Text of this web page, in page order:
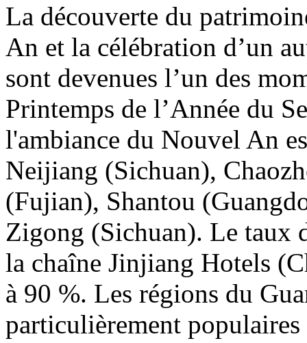
La découverte du
An et la célébration d’un
sont devenues l’un des
Printemps de l’Année du
l'ambiance du Nouvel An
Neijiang (Sichuan),
(Fujian), Shantou
Zigong (Sichuan). Le taux
la chaîne Jinjiang Hotels
à 90 %. Les régions du
particulièrement